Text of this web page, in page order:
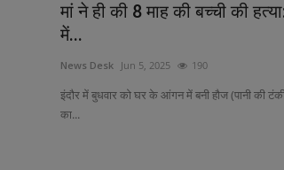
मां ने ही की 8 माह की बच्ची की
में...
News Desk Jun 5, 2025 190
इंदौर में बुधवार को घर के आंगन में बनी हौज (पानी की
का...